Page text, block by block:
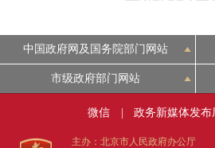
便民服务 利企服务
中国政府网及国务院部门网站
市级政府部门网站
微信 政务新媒体发布
主办：北京市人民政府办公厅